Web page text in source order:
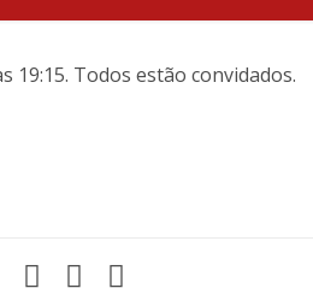
19:15. Todos estão convidados.